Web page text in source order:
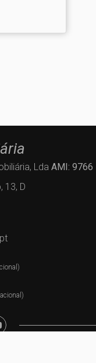
Lda AMI: 9766
13, D